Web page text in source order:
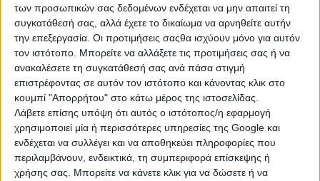
των προσωπικών σας δεδομένων ενδέχεται να μην απαιτεί τη
συγκατάθεσή σας, αλλά έχετε το δικαίωμα να αρνηθείτε αυτήν
την επεξεργασία. Οι προτιμήσεις σαςθα ισχύουν μόνο για αυτόν
τον ιστότοπο. Μπορείτε να αλλάξετε τις προτιμήσεις σας ή να
ανακαλέσετε τη συγκατάθεσή σας ανά πάσα στιγμή
επιστρέφοντας σε αυτόν τον ιστότοπο και κάνοντας κλικ στο
κουμπί "Απορρήτου" στο κάτω μέρος της ιστοσελίδας.
Λάβετε επίσης υπόψη ότι αυτός ο ιστότοπος/η εφαρμογή
χρησιμοποιεί μία ή περισσότερες υπηρεσίες της Google και
ενδέχεται να συλλέγει και να αποθηκεύει πληροφορίες που
περιλαμβάνουν, ενδεικτικά, τη συμπεριφορά επίσκεψης ή
χρήσης σας. Μπορείτε να κάνετε κλικ για να δώσετε ή να
ΚΑΤΗΓΟΡΙΕΣ